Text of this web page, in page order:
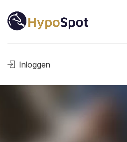
Inloggen